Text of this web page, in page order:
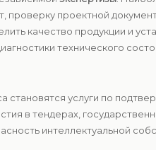
проверку проектной
качество продукции и
технического
услуги по
в тендерах,
интеллектуальной